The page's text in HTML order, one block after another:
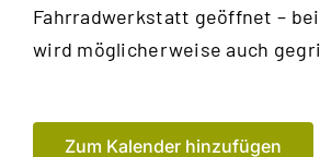
Fahrradwerkstatt geöffnet –
wird möglicherweise auch
Zum Kalender hinzufügen